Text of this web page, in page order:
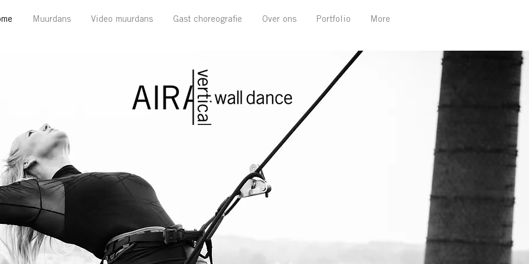
Muurdans Video muurdans Gast choreografie Over ons Portfolio More